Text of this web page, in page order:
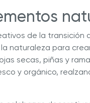
de la transición
naturaleza para
secas, piñas y
y orgánico,